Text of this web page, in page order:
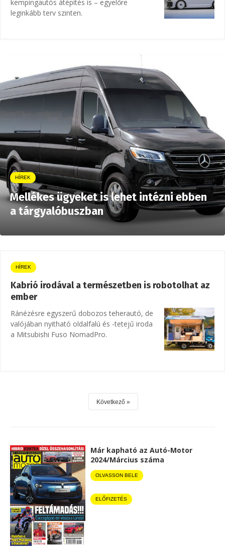
kempingautós átépítés is – egyelőre
leginkább terv szinten.
HÍREK
Mellékes ügyeket is lehet intézni ebben
a tárgyalóbuszban
HÍREK
Kabrió irodával a természetben is robotolhat az
ember
Ránézésre egyszerű dobozos teherautó, de
valójában nyitható oldalfalú és -tetejű iroda
a Mitsubishi Fuso NomadPro.
Következő
Már kapható az Autó-Motor
2024/Március száma
OLVASSON BELE
ELŐFIZETÉS